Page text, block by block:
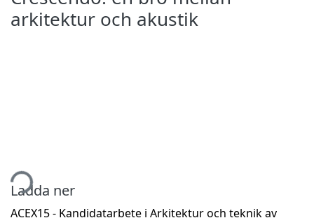
arkitektur och akustik
Ladda ner
ACEX15 - Kandidatarbete i Arkitektur och teknik av